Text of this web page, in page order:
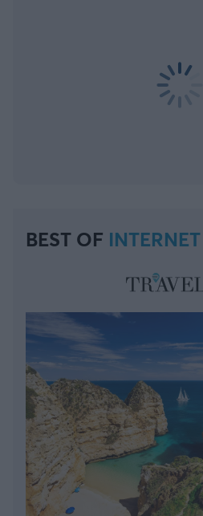
BEST OF INTERNET